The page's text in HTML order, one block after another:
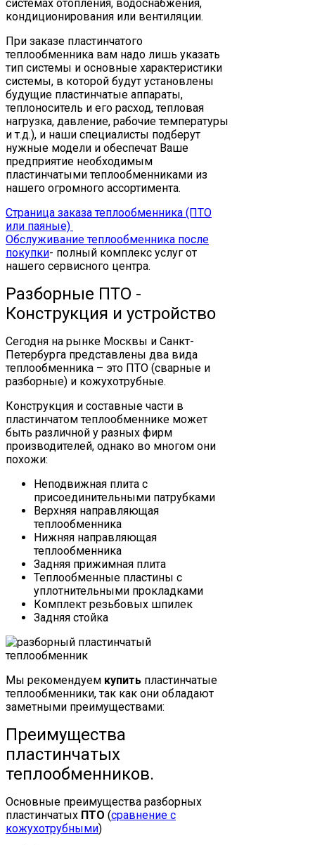
системах отопления, водоснабжения,
кондиционирования или вентиляции.
При заказе пластинчатого
теплообменника вам надо лишь указать
тип системы и основные характеристики
системы, в которой будут установлены
будущие пластинчатые аппараты,
теплоноситель и его расход, тепловая
нагрузка, давление, рабочие температуры
и т.д.), и наши специалисты подберут
нужные модели и обеспечат Ваше
предприятие необходимым
пластинчатыми теплообменниками из
нашего огромного ассортимента.
Страница заказа теплообменника (ПТО
или паяные)
Обслуживание теплообменника после
покупки- полный комплекс услуг от
нашего сервисного центра.
Разборные ПТО -
Конструкция и устройство
Сегодня на рынке Москвы и Санкт-
Петербурга представлены два вида
теплообменника – это ПТО (сварные и
разборные) и кожухотрубные.
Конструкция и составные части в
пластинчатом теплообменнике может
быть различной у разных фирм
производителей, однако во многом они
похожи:
Неподвижная плита с
присоединительными патрубками
Верхняя направляющая
теплообменника
Нижняя направляющая
теплообменника
Задняя прижимная плита
Теплообменные пластины с
уплотнительными прокладками
Комплект резьбовых шпилек
Задняя стойка
Мы рекомендуем купить пластинчатые
теплообменники, так как они обладают
заметными преимуществами:
Преимущества
пластинчатых
теплообменников.
Основные преимущества разборных
пластинчатых ПТО (сравнение с
кожухотрубными)